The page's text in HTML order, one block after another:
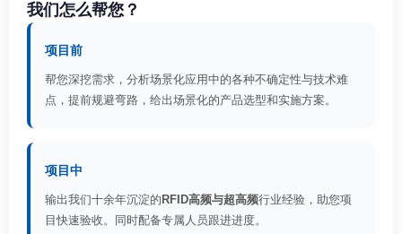
我们怎么帮您？
项目前
帮您深挖需求，分析场景化应用中的各种不确定性与技术难
点，提前规避弯路，给出场景化的产品选型和实施方案。
项目中
输出我们十余年沉淀的 RFID高频与超高频行业经验，助您项
目快速验收。同时配备专属人员跟进进度。